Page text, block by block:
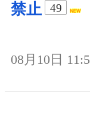
禁止
49
08月10日